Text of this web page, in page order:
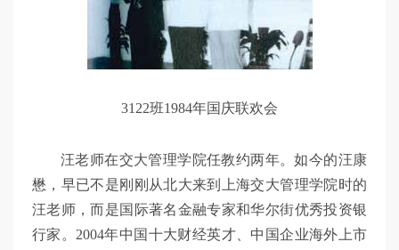
3122班1984年国庆联欢会
汪老师在交大管理学院任教约两年。如今的汪康
懋，早已不是刚刚从北大来到上海交大管理学院时的
汪老师，而是国际著名金融专家和华尔街优秀投资银
行家。2004年中国十大财经英才、中国企业海外上市